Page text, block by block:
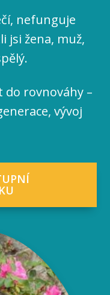
nefunguje
jsi žena, muž,
rovnováhy –
vývoj